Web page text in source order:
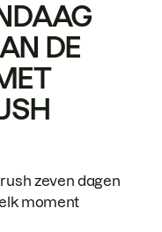
DE
zeven dagen
moment